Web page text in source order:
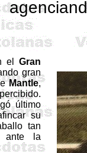
el Gran
gran
Mantle,
último
su
tan
ante la